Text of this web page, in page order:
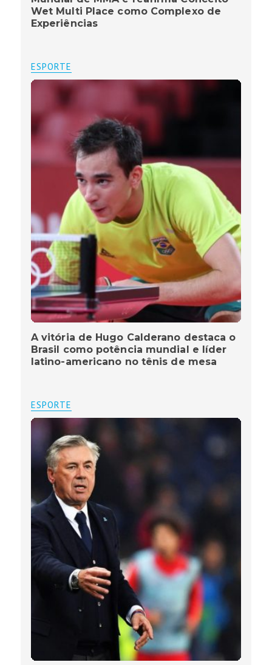
Wet Multi Place como Complexo de
Experiências
ESPORTE
A vitória de Hugo Calderano destaca o
Brasil como potência mundial e líder
latino-americano no tênis de mesa
ESPORTE